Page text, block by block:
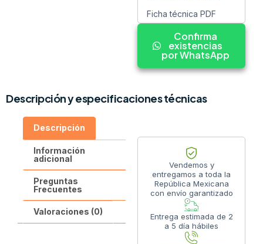
Ficha técnica PDF
Confirma
existencias
por WhatsApp
Descripción y especificaciones técnicas
Descripción
Información
adicional
Preguntas
Frecuentes
Valoraciones (0)
Vendemos y
entregamos a toda la
República Mexicana
con envío garantizado
Entrega estimada de 2
a 5 día hábiles